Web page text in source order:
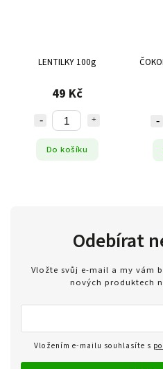
LENTILKY 100g
49 Kč
Do košíku
Odebírat
Vložte svůj e-mail a my vám
nových produktech
Vložením e-mailu souhlasíte s